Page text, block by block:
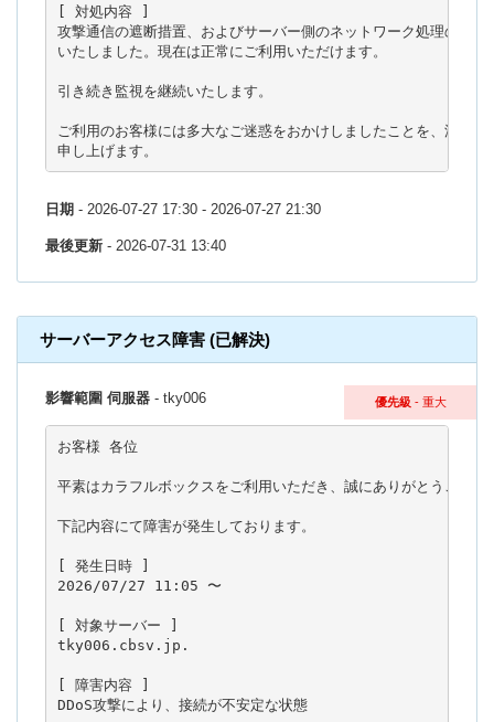
[ 対処内容 ]
攻撃通信の遮断措置、およびサーバー側のネットワーク処理の最適
いたしました。現在は正常にご利用いただけます。
引き続き監視を継続いたします。
ご利用のお客様には多大なご迷惑をおかけしましたことを、深くお
申し上げます。
日期 - 2026-07-27 17:30 - 2026-07-27 21:30
最後更新 - 2026-07-31 13:40
サーバーアクセス障害 (已解決)
優先級 - 重大
影響範圍 伺服器 - tky006
お客様 各位
平素はカラフルボックスをご利用いただき、誠にありがとうござい
下記内容にて障害が発生しております。
[ 発生日時 ]
2026/07/27 11:05 〜
[ 対象サーバー ]
tky006.cbsv.jp.
[ 障害内容 ]
DDoS攻撃により、接続が不安定な状態